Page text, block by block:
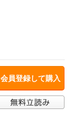
会員登録して購入